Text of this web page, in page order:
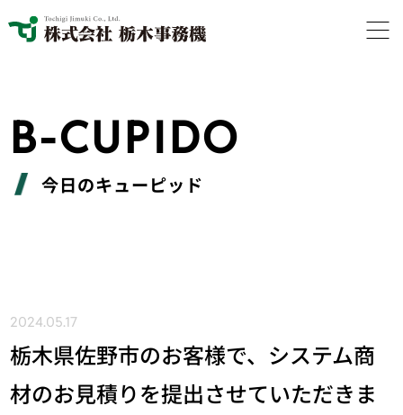
B-CUPIDO
今日のキューピッド
2024.05.17
栃木県佐野市のお客様で、システム商
材のお見積りを提出させていただきま